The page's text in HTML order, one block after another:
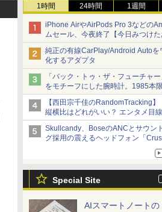
1時間 24時間 1週間
iPhone AirやAirPods Pro 3などの
ムセール、今夜終了【今日みつけ
品】
純正の有線CarPlay/Android Autoを
化するアダプタ
「バック・トゥ・ザ・フューチャ
をモチーフにした腕時計。1985本
【西田宗千佳のRandomTracking】
縦横比はどれがいい？ エンタメ目
サムスン新「Galaxy Z Fold」
Skullcandy、BoseのANCとサウン
グ採用の震えるヘッドフォン「
Special Site
AIスマートノートの